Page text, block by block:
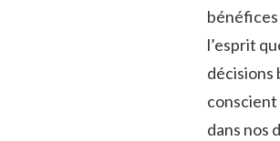
l’esprit
décisions
‍conscient‌
dans ‌nos